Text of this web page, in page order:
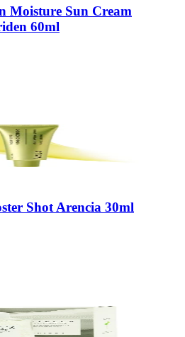
Moisture Sun Cream
60ml
Shot Arencia 30ml